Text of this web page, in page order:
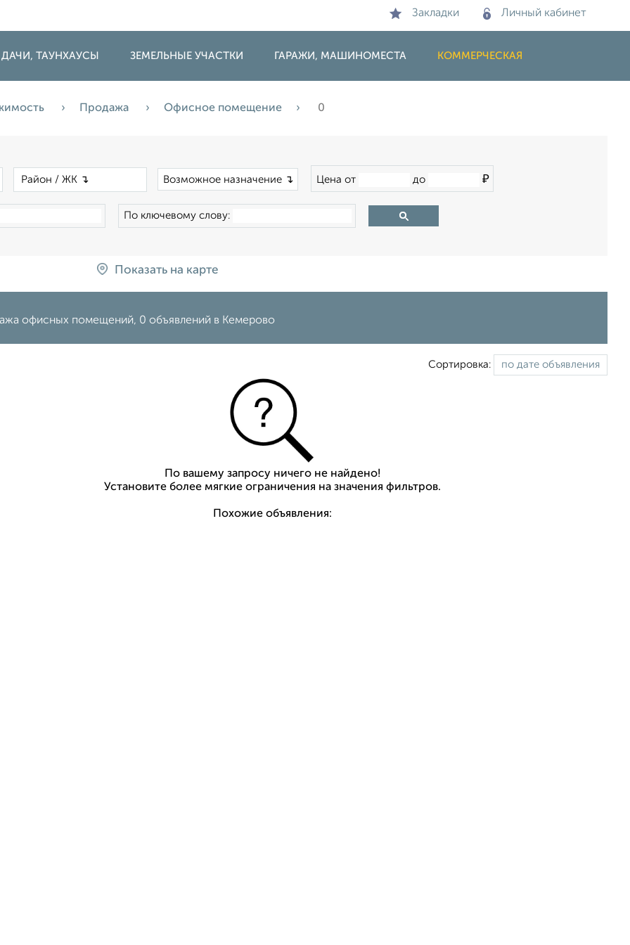
Закладки Личный кабинет
ТАУНХАУСЫ ЗЕМЕЛЬНЫЕ УЧАСТКИ ГАРАЖИ, МАШИНОМЕСТА КОММЕРЧЕСКАЯ
Продажа Офисное помещение 0
Возможное назначение ↴ Цена от до ₽
По ключевому слову:
Показать на карте
офисных помещений, 0 объявлений в Кемерово
Сортировка:
По вашему запросу ничего не найдено!
Установите более мягкие ограничения на значения фильтров.
Похожие объявления: